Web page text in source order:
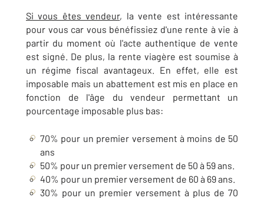
Si vous êtes vendeur, la vente est intéressante
pour vous car vous bénéfissiez d'une rente à vie à
partir du moment où l'acte authentique de vente
est signé. De plus, la rente viagère est soumise à
un régime fiscal avantageux. En effet, elle est
imposable mais un abattement est mis en place en
fonction de l'âge du vendeur permettant un
pourcentage imposable plus bas:
70% pour un premier versement à moins de 50
ans
50% pour un premier versement de 50 à 59 ans.
40% pour un premier versement de 60 à 69 ans.
30% pour un premier versement à plus de 70